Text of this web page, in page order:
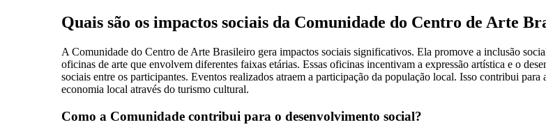
Quais são os impactos sociais da Comunidade do Centro de Arte
A Comunidade do Centro de Arte Brasileiro gera impactos sociais significativos. Ela promove a inclusão
oficinas de arte que envolvem diferentes faixas etárias. Essas oficinas incentivam a expressão artística e o
sociais entre os participantes. Eventos realizados atraem a participação da população local. Isso contribui
economia local através do turismo cultural.
Como a Comunidade contribui para o desenvolvimento social?